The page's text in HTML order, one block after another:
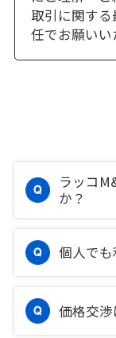
取引に関す
任でお願いい
ラッコ
か？
個人で
価格交